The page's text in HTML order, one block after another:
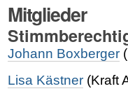
Mitglieder
Johann Boxberger
Lisa Kästner(Kraft